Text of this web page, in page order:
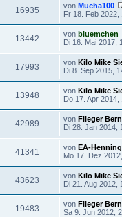
e
s
t
e
r
e
i
t
r
a
g
16935 von Mucha100
Fr 18. Feb 2022,
13442 von bluemchen
Di 16. Mai 2017,
17993 von Kilo Mike
Di 8. Sep 2015,
13948 von Kilo Mike
Do 17. Apr 2014,
42989 von Flieger
Di 28. Jan 2014,
41341 von EA-Henning
Mo 17. Dez
43623 von Kilo Mike
Di 21. Aug 2012,
19483 von Flieger
Sa 9. Jun 2012,